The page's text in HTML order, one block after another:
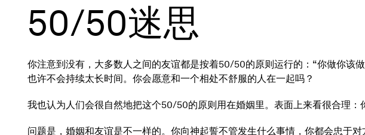
50/50迷思
你注意到没有，大多数人之间的友谊都是按着50/50的原则运行的：“你做你该
也许不会持续太长时间。你会愿意和一个相处不舒服的人在一起吗？
我也认为人们会很自然地把这个50/50的原则用在婚姻里。表面上来看很合理
问题是，婚姻和友谊是不一样的。你向神起誓不管发生什么事情，你都会忠于